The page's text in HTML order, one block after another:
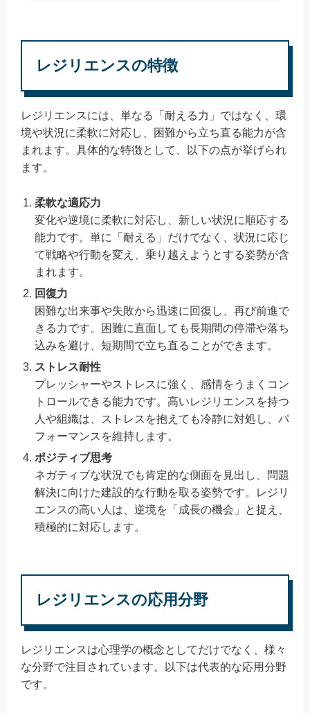
レジリエンスの特徴
レジリエンスには、単なる「耐える力」ではなく、環
境や状況に柔軟に対応し、困難から立ち直る能力が含
まれます。具体的な特徴として、以下の点が挙げられ
ます。
柔軟な適応力
変化や逆境に柔軟に対応し、新しい状況に順応する
能力です。単に「耐える」だけでなく、状況に応じ
て戦略や行動を変え、乗り越えようとする姿勢が含
まれます。
回復力
困難な出来事や失敗から迅速に回復し、再び前進で
きる力です。困難に直面しても長期間の停滞や落ち
込みを避け、短期間で立ち直ることができます。
ストレス耐性
プレッシャーやストレスに強く、感情をうまくコン
トロールできる能力です。高いレジリエンスを持つ
人や組織は、ストレスを抱えても冷静に対処し、パ
フォーマンスを維持します。
ポジティブ思考
ネガティブな状況でも肯定的な側面を見出し、問題
解決に向けた建設的な行動を取る姿勢です。レジリ
エンスの高い人は、逆境を「成長の機会」と捉え、
積極的に対応します。
レジリエンスの応用分野
レジリエンスは心理学の概念としてだけでなく、様々
な分野で注目されています。以下は代表的な応用分野
です。